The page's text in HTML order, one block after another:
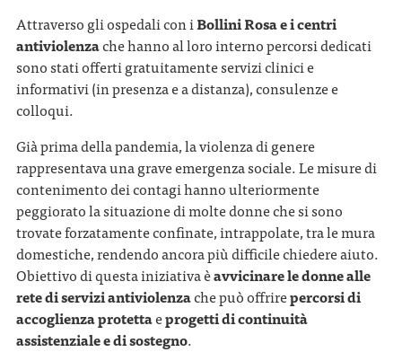
Attraverso gli ospedali con iBollini Rosa e i centri
antiviolenzache hanno al loro interno percorsi dedicati
sono stati offerti gratuitamente servizi clinici e
informativi (in presenza e a distanza), consulenze e
colloqui.
Già prima della pandemia, la violenza di genere
rappresentava una grave emergenza sociale. Le misure di
contenimento dei contagi hanno ulteriormente
peggiorato la situazione di molte donne che si sono
trovate forzatamente confinate, intrappolate, tra le mura
domestiche, rendendo ancora più difficile chiedere aiuto.
Obiettivo di questa iniziativa èavvicinare le donne alle
rete di servizi antiviolenzache può offrirepercorsi di
accoglienza protettaeprogetti di continuità
assistenziale e di sostegno.